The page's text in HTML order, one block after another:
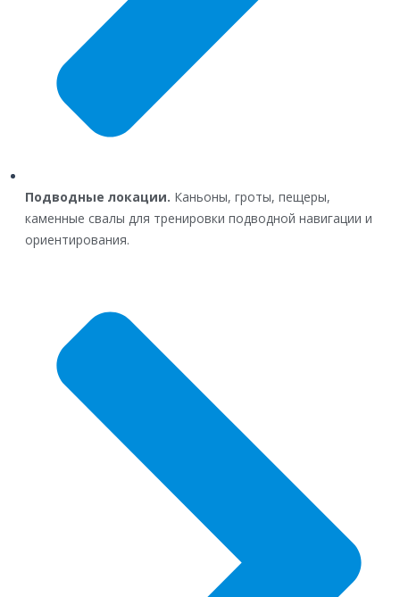
Подводные локации. Каньоны, гроты, пещеры,
каменные свалы для тренировки подводной навигации и
ориентирования.